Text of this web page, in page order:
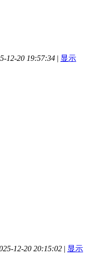
12-20 19:57:34 | 显示
12-20 20:15:02 | 显示